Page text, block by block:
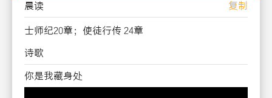
晨读 复制
士师纪20章；使徒行传 24章
诗歌
你是我藏身处